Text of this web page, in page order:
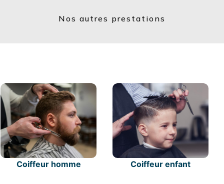
Nos autres prestations
Coiffeur homme Coiffeur enfant